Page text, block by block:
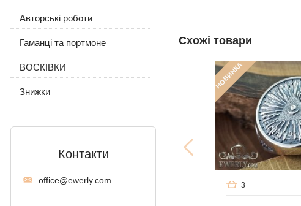
Трактор (подвійне
подвійний струмок)
Колос
камінням
Сережки і кільце
Ланцюжок з підвіскою
Авторські роботи
Гаманці та портмоне
ВОСКІВКИ
Знижки
Контакти
office@ewerly.com
Схожі товари
НОВИНКА
3